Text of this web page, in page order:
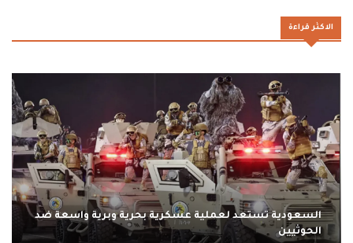
الاكثر قراءة
السعودية تستعد لعملية عسكرية بحرية وبرية واسعة ضد
الحوثيين